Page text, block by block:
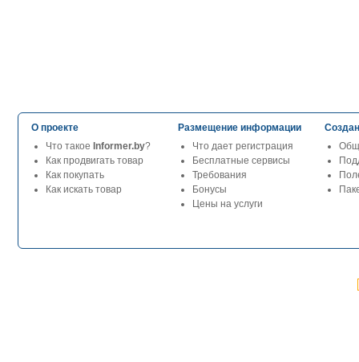
О проекте
Что такое Informer.by?
Как продвигать товар
Как покупать
Как искать товар
Размещение информации
Что дает регистрация
Бесплатные сервисы
Требования
Бонусы
Цены на услуги